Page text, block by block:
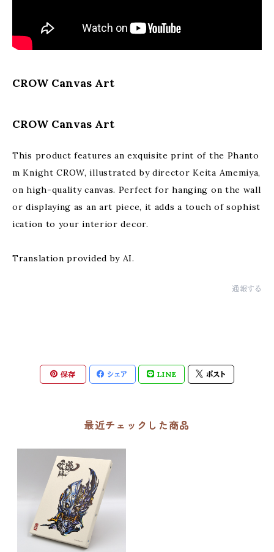
CROW Canvas Art
CROW Canvas Art
This product features an exquisite print of the Phanto
m Knight CROW, illustrated by director Keita Amemiya,
on high-quality canvas. Perfect for hanging on the wall
or displaying as an art piece, it adds a touch of sophist
ication to your interior decor.
Translation provided by AI.
通報する
保存 シェア LINE ポスト
最近チェックした商品